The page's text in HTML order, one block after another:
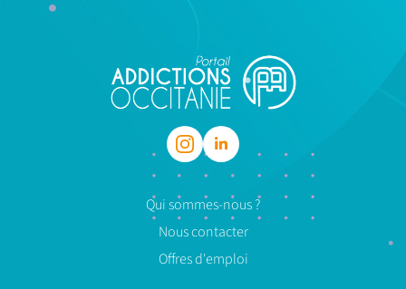
Qui sommes-nous ?
Nous contacter
Offres d'emploi